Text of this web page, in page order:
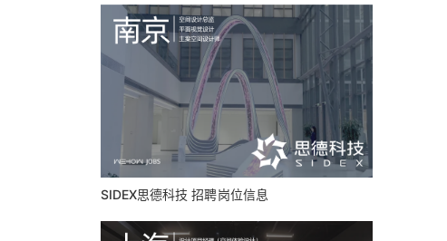
SIDEX思德科技 招聘岗位信息